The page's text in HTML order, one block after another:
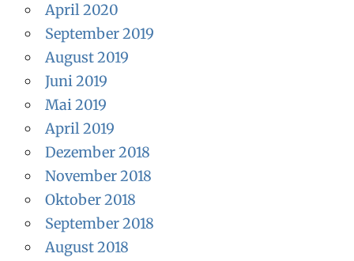
April 2020
September 2019
August 2019
Juni 2019
Mai 2019
April 2019
Dezember 2018
November 2018
Oktober 2018
September 2018
August 2018